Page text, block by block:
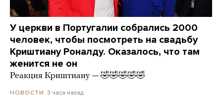
У церкви в Португалии собрались 2000
человек, чтобы посмотреть на свадьбу
Криштиану Роналду. Оказалось, что там
женится не он
Реакция Криштиану — 🤣🤣🤣🤣🤣
НОВОСТИ 3 часа назад